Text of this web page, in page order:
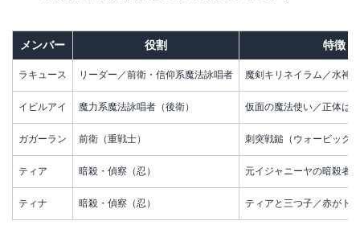
メンバー 役割 特徴・
ラキュース リーダー／前衛・信仰系魔法詠唱者 魔剣キリネイラム／水神
イビルアイ 魔力系魔法詠唱者（後衛） 仮面の魔法使い／正体は
ガガーラン 前衛（重戦士） 刺突戦鎚（ウォービック
ティア 暗殺・偵察（忍） 元イジャニーヤの暗殺者
ティナ 暗殺・偵察（忍） ティアと三つ子／赤がト